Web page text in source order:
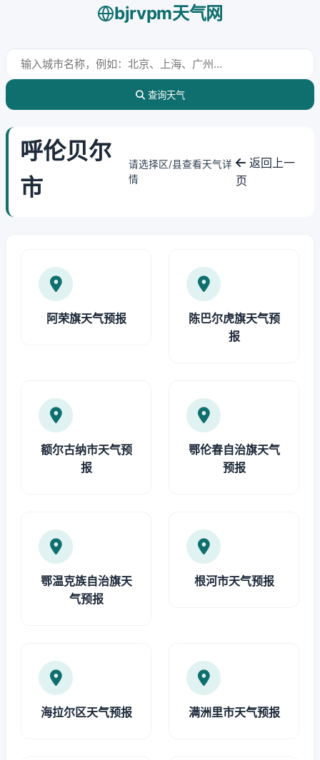
bjrvpm天气网
查询天气
呼伦贝尔
市
请选择区/县查看天气详
情
返回上一
页
阿荣旗天气预报
陈巴尔虎旗天气预
报
额尔古纳市天气预
报
鄂伦春自治旗天气
预报
鄂温克族自治旗天
气预报
根河市天气预报
海拉尔区天气预报 满洲里市天气预报